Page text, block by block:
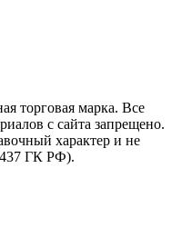
торговая марка. Все
с сайта запрещено.
характер и не
ГК РФ).